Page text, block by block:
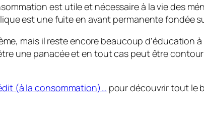
est utile et nécessaire à la vie des
est une fuite en avant permanente fondée
mais il reste encore beaucoup d’éducation
une panacée et en tout cas peut être
(à la consommation)… pour découvrir tout le